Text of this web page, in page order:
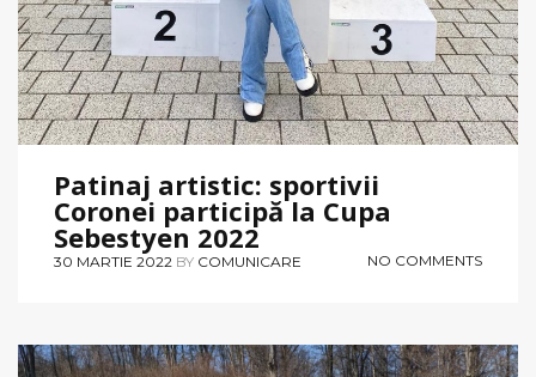
Patinaj artistic: sportivii
Coronei participă la Cupa
Sebestyen 2022
30 MARTIE 2022 BY COMUNICARE NO COMMENTS